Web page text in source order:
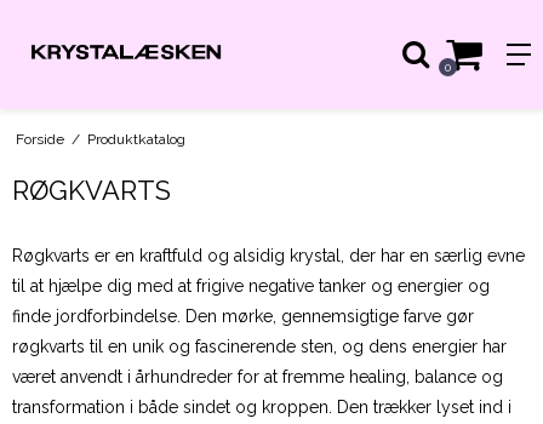
0
Forside / Produktkatalog
RØGKVARTS
Røgkvarts er en kraftfuld og alsidig krystal, der har en særlig evne
til at hjælpe dig med at frigive negative tanker og energier og
finde jordforbindelse. Den mørke, gennemsigtige farve gør
røgkvarts til en unik og fascinerende sten, og dens energier har
været anvendt i århundreder for at fremme healing, balance og
transformation i både sindet og kroppen. Den trækker lyset ind i